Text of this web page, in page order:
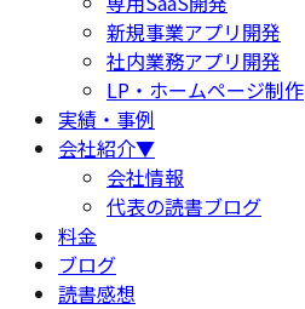
新規事業アプリ開発
社内業務アプリ開発
LP・ホームページ制作
実績・事例
会社紹介▼
会社情報
代表の読書ブログ
料金
ブログ
読書感想